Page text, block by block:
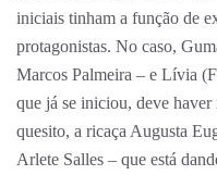
iniciais tinham a função de
protagonistas. No caso,
Marcos Palmeira – e Lívia
que já se iniciou, deve haver
quesito, a ricaça Augusta
Arlete Salles – que está